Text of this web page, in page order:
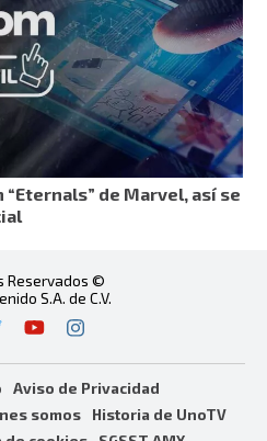
“Eternals” de Marvel, así se
Reservados ©
S.A. de C.V.
Aviso de Privacidad
somos
Historia de UnoTV